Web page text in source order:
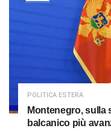
POLITICA ESTERA
Montenegro, sulla
balcanico più